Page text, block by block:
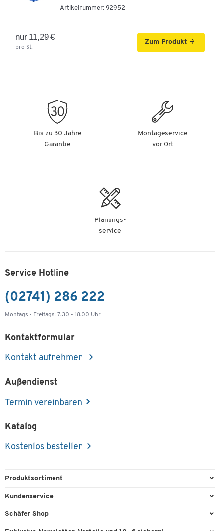
Artikelnummer: 92952
nur 11,29 €
pro St.
Zum Produkt
Bis zu 30 Jahre
Garantie
Montageservice
vor Ort
Planungs-
service
Service Hotline
(02741) 286 222
Montags - Freitags: 7.30 - 18.00 Uhr
Kontaktformular
Kontakt aufnehmen
Außendienst
Termin vereinbaren
Katalog
Kostenlos bestellen
Produktsortiment
Büroausstattung
Kundenservice
Direktbestellung
Schäfer Shop
Services & Leistungen